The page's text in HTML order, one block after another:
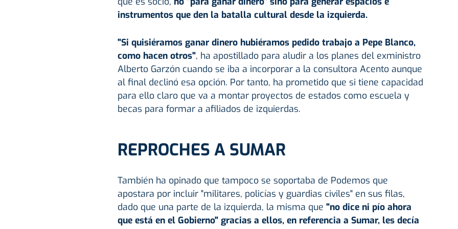
instrumentos que den la batalla cultural desde la izquierda.
"Si quisiéramos ganar dinero hubiéramos pedido trabajo a Pepe Blanco,
como hacen otros", ha apostillado para aludir a los planes del exministro
Alberto Garzón cuando se iba a incorporar a la consultora Acento aunque
al final declinó esa opción. Por tanto, ha prometido que si tiene capacidad
para ello claro que va a montar proyectos de estados como escuela y
becas para formar a afiliados de izquierdas.
REPROCHES A SUMAR
También ha opinado que tampoco se soportaba de Podemos que
apostara por incluir "militares, policías y guardias civiles" en sus filas,
dado que una parte de la izquierda, la misma que "no dice ni pío ahora
que está en el Gobierno" gracias a ellos, en referencia a Sumar, les decía